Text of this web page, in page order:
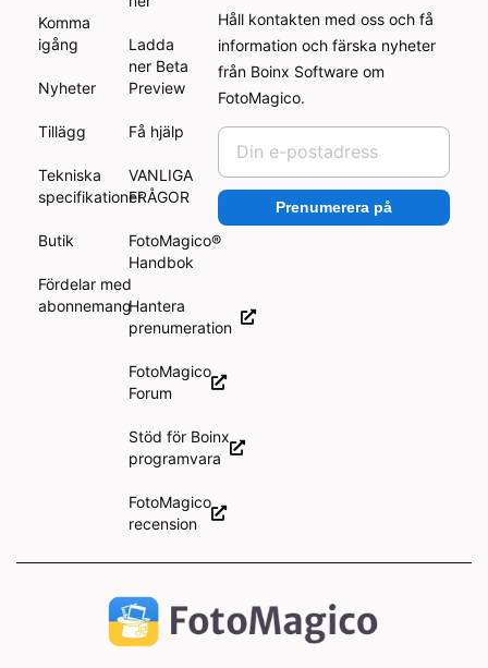
Komma
igång
Nyheter
Tillägg
Tekniska
specifikationer
Butik
Fördelar med
abonnemang
Ladda
ner Beta
Preview
Få hjälp
VANLIGA
FRÅGOR
FotoMagico®
Handbok
Hantera
prenumeration
FotoMagico
Forum
Stöd för Boinx
programvara
FotoMagico
recension
Håll kontakten med oss och få
information och färska nyheter
från Boinx Software om
FotoMagico.
Prenumerera på